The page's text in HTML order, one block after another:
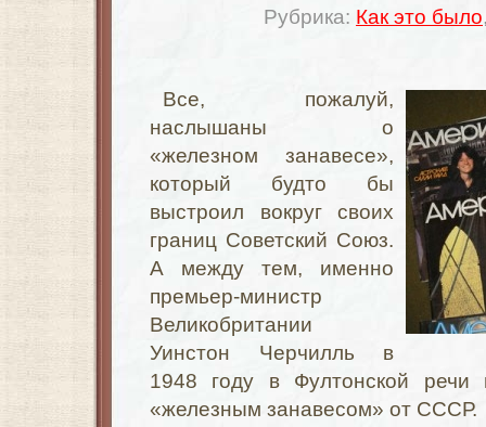
Рубрика: Как это было
Все, пожалуй,
наслышаны о
«железном занавесе»,
который будто бы
выстроил вокруг своих
границ Советский Союз.
А между тем, именно
премьер-министр
Великобритании
Уинстон Черчилль в
1948 году в Фултонской речи
«железным занавесом» от СССР.